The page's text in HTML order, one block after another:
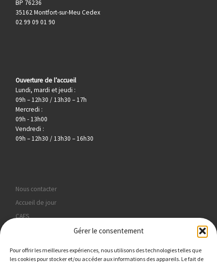
Gérer le consentement
Pour offrir les meilleures expériences, nous utilisons des technologies telles que
les cookies pour stocker et/ou accéder aux informations des appareils. Le fait de
BP 76236
35162 Montfort-sur-Meu Cedex
02 99 09 01 90
Ouverture de l’accueil
Lundi, mardi et jeudi :
09h – 12h30 / 13h30 – 17h
Mercredi :
09h - 13h00
Vendredi :
09h – 12h30 / 13h30 – 16h30
Nous contacter
Accueil de jour
CAFS
Politique de confidentialité